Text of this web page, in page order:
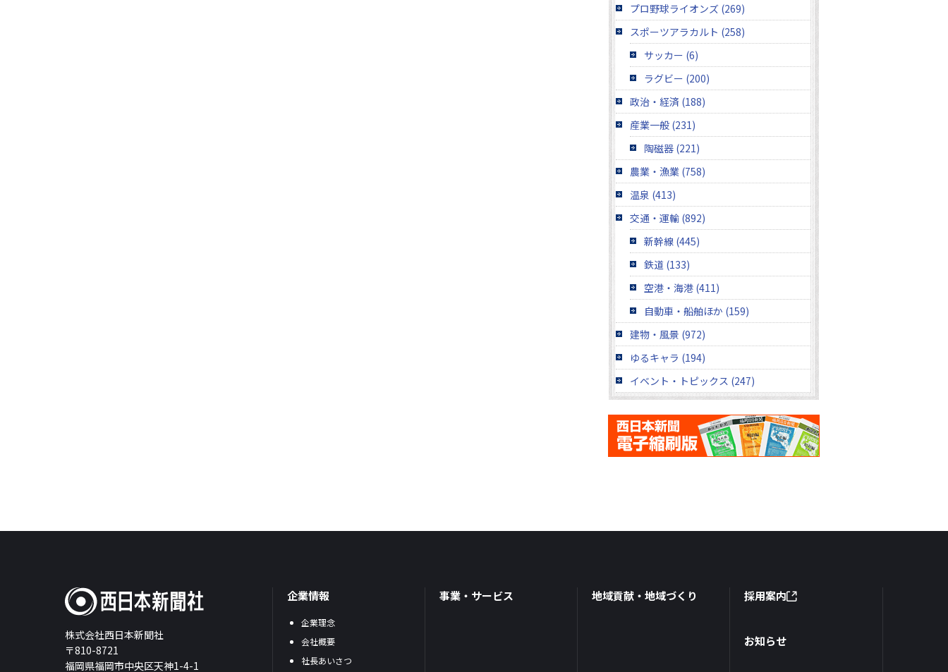
プロ野球ライオンズ (269)
スポーツアラカルト (258)
サッカー (6)
ラグビー (200)
政治・経済 (188)
産業一般 (231)
陶磁器 (221)
農業・漁業 (758)
温泉 (413)
交通・運輸 (892)
新幹線 (445)
鉄道 (133)
空港・海港 (411)
自動車・船舶ほか (159)
建物・風景 (972)
ゆるキャラ (194)
イベント・トピックス (247)
株式会社西日本新聞社
〒810-8721
福岡県福岡市中央区天神1-4-1
企業情報
企業理念
会社概要
社長あいさつ
事業・サービス 地域貢献・地域づくり 採用案内
お知らせ